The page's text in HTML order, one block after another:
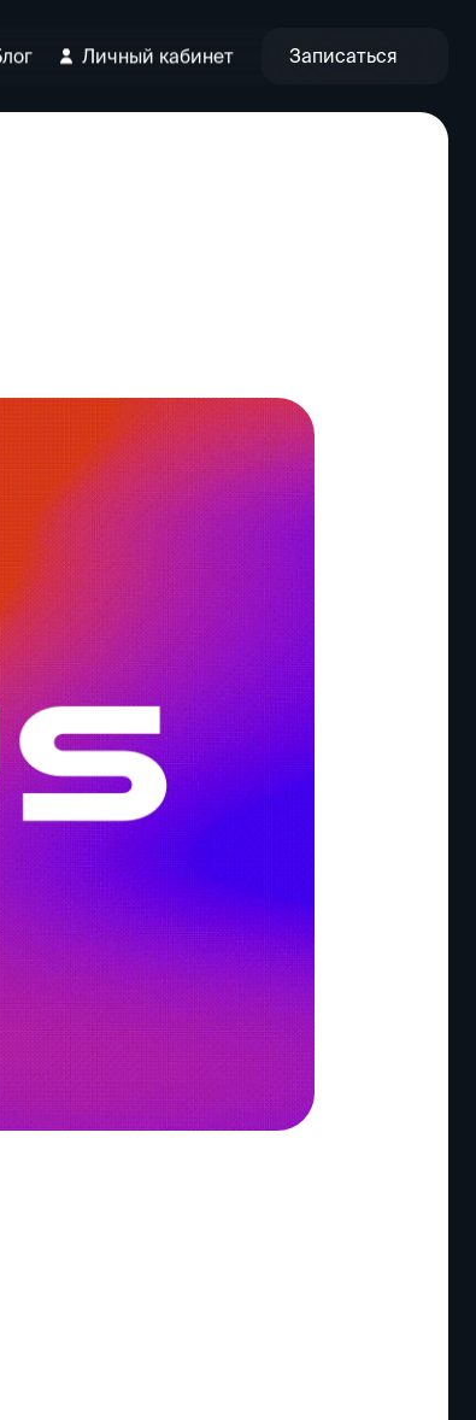
Личный кабинет Записаться